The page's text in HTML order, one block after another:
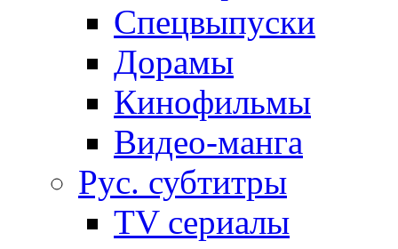
Спецвыпуски
Дорамы
Кинофильмы
Видео-манга
Рус. субтитры
TV сериалы